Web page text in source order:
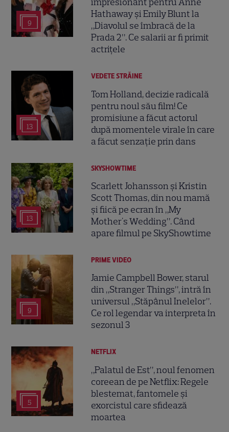
9
impresionant pentru Anne
Hathaway și Emily Blunt la
„Diavolul se îmbracă de la
Prada 2”. Ce salarii ar fi primit
actrițele
13
VEDETE STRĂINE
Tom Holland, decizie radicală
pentru noul său film! Ce
promisiune a făcut actorul
după momentele virale în care
a făcut senzație prin dans
13
SKYSHOWTIME
Scarlett Johansson și Kristin
Scott Thomas, din nou mamă
și fiică pe ecran în „My
Mother's Wedding”. Când
apare filmul pe SkyShowtime
9
PRIME VIDEO
Jamie Campbell Bower, starul
din „Stranger Things”, intră în
universul „Stăpânul Inelelor”.
Ce rol legendar va interpreta în
sezonul 3
5
NETFLIX
„Palatul de Est”, noul fenomen
coreean de pe Netflix: Regele
blestemat, fantomele și
exorcistul care sfidează
moartea